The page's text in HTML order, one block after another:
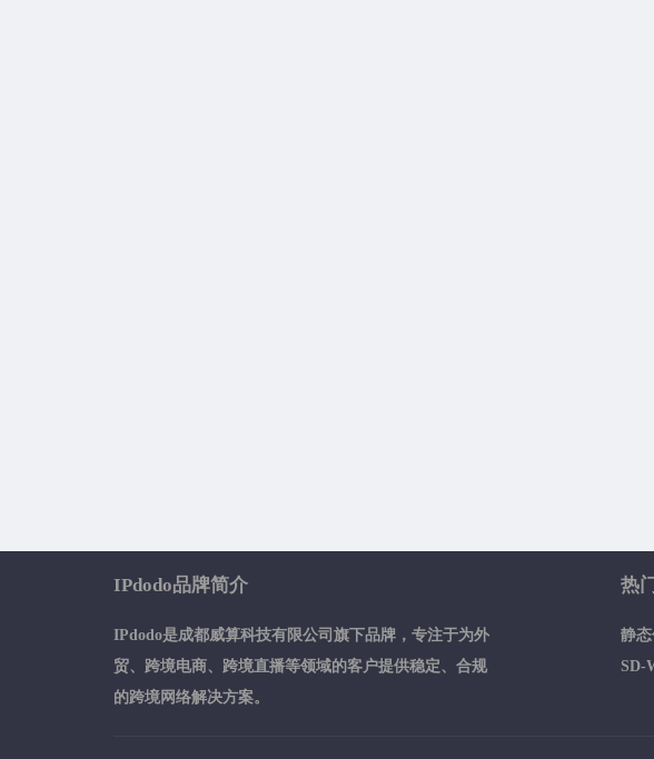
IPdodo品牌简介
IPdodo是成都威算科技有限公司旗下品牌，专注于为外
贸、跨境电商、跨境直播等领域的客户提供稳定、合规
的跨境网络解决方案。
热
静
SD-